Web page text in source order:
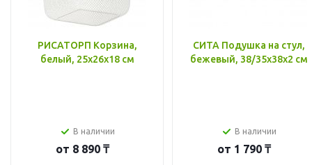
РИСАТОРП Корзина,
белый, 25x26x18 см
В наличии
от 8 890 ₸
СИТА Подушка на стул,
бежевый, 38/35x38x2 см
В наличии
от 1 790 ₸